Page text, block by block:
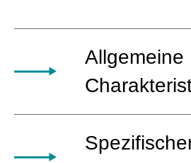
Allgemeine
Pack kann je nach